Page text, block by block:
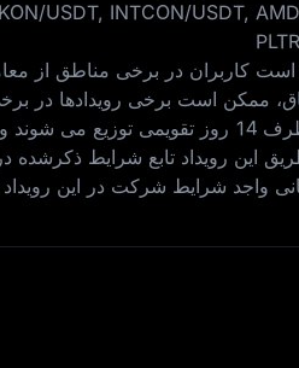
USDT, INTCON/USDT,
است کاربران در برخی مناطق از
ممکن است برخی رویدادها در
خواهند شد.
این رویداد تابع شرایط ذکرشده در
واجد شرایط شرکت در این رویداد